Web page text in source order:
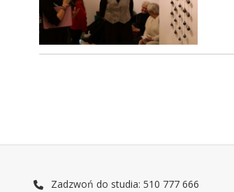
Zadzwoń do studia: 510 777 666